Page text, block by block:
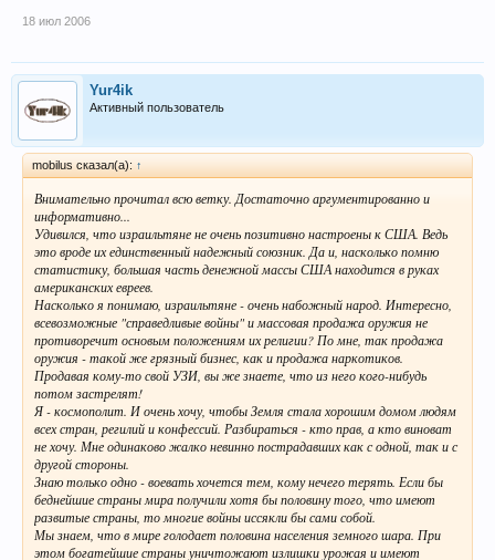
18 июл 2006
Yur4ik
Активный пользователь
mobilus сказал(а): ↑
Внимательно прочитал всю ветку. Достаточно аргументированно и
информативно...
Удивился, что израильтяне не очень позитивно настроены к США. Ведь
это вроде их единственный надежный союзник. Да и, насколько помню
статистику, большая часть денежной массы США находится в руках
американских евреев.
Насколько я понимаю, израильтяне - очень набожный народ. Интересно,
всевозможные "справедливые войны" и массовая продажа оружия не
противоречит основым положениям их религии? По мне, так продажа
оружия - такой же грязный бизнес, как и продажа наркотиков.
Продавая кому-то свой УЗИ, вы же знаете, что из него кого-нибудь
потом застрелят!
Я - космополит. И очень хочу, чтобы Земля стала хорошим домом людям
всех стран, регилий и конфессий. Разбираться - кто прав, а кто виноват
не хочу. Мне одинаково жалко невинно пострадавших как с одной, так и с
другой стороны.
Знаю только одно - воевать хочется тем, кому нечего терять. Если бы
беднейшие страны мира получили хотя бы половину того, что имеют
развитые страны, то многие войны иссякли бы сами собой.
Мы знаем, что в мире голодает половина населения земного шара. При
этом богатейшие страны уничтожают излишки урожая и имеют